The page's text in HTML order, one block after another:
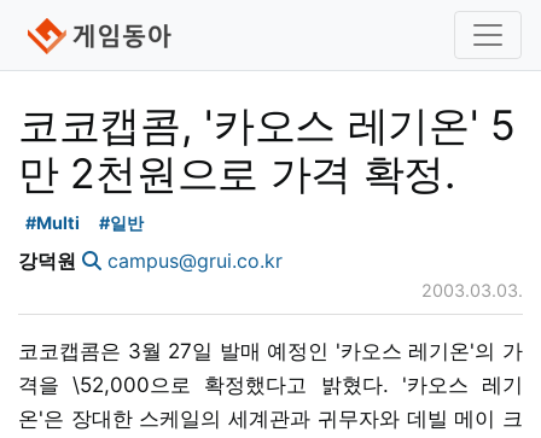
코코캡콤, '카오스 레기온' 5
만 2천원으로 가격 확정.
#Multi #일반
강덕원 campus@grui.co.kr
2003.03.03.
코코캡콤은 3월 27일 발매 예정인 '카오스 레기온'의 가
격을 \52,000으로 확정했다고 밝혔다. '카오스 레기
온'은 장대한 스케일의 세계관과 귀무자와 데빌 메이 크